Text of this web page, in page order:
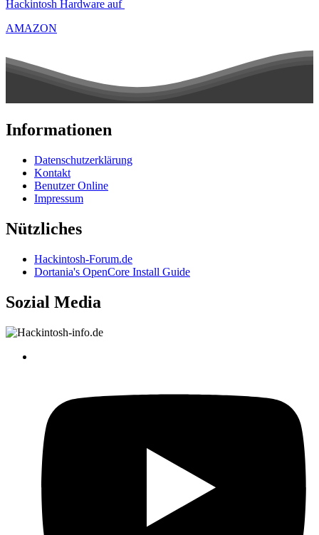
Hackintosh Hardware auf
AMAZON
Informationen
Datenschutzerklärung
Kontakt
Benutzer Online
Impressum
Nützliches
Hackintosh-Forum.de
Dortania's OpenCore Install Guide
Sozial Media